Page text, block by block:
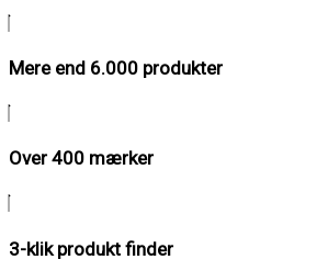
Mere end 6.000 produkter
Over 400 mærker
3-klik produkt finder